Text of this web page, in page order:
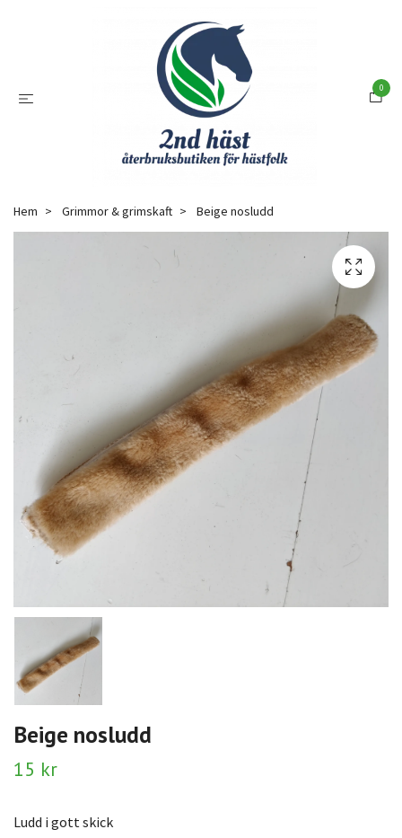
0
Hem Grimmor & grimskaft Beige nosludd
Beige nosludd
15 kr
Ludd i gott skick